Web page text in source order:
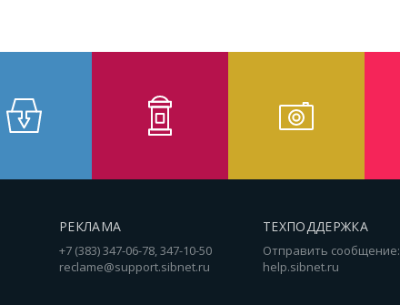
РЕКЛАМА
+7 (383) 347-06-78, 347-10-50
reclame@support.sibnet.ru
ТЕХПОДДЕРЖКА
Отправить сообщение:
help.sibnet.ru